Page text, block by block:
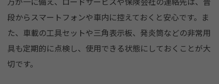
段からスマートフォンや車内に控えておくと安心です。ま
た、車載の工具セットや三角表示板、発炎筒などの非常用
具も定期的に点検し、使用できる状態にしておくことが大
切です。